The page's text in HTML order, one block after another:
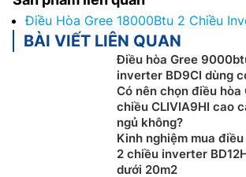
Điều Hòa Gree 18000Btu 2 Chiều
BÀI VIẾT LIÊN QUAN
Điều hòa Gree
inverter BD9CI dùng
Có nên chọn điều
chiều CLIVIA9HI cao
ngủ không?
Kinh nghiệm mua
2 chiều inverter
dưới 20m2